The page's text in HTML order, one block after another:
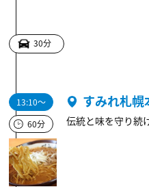
30分
13:10～
60分
すみれ札幌
伝統と味を守り続